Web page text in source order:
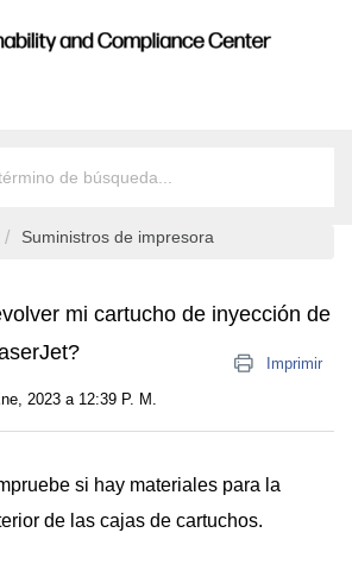
Suministros de impresora
mi cartucho de inyección de
Imprimir
2023 a 12:39 P. M.
si hay materiales para la
de las cajas de cartuchos.